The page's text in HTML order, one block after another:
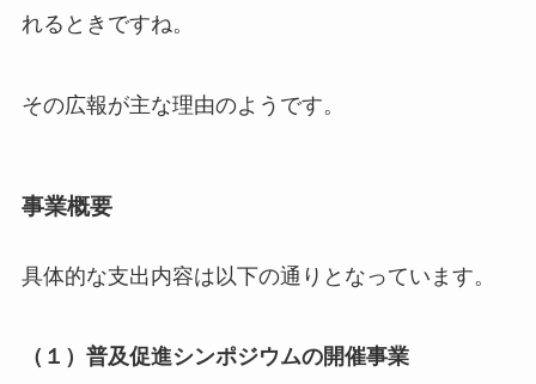
れるときですね。
その広報が主な理由のようです。
事業概要
具体的な支出内容は以下の通りとなっています。
（１）普及促進シンポジウムの開催事業